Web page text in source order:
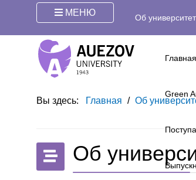
МЕНЮ Об
Главная
Green
Вы здесь: Главная / Об
Об